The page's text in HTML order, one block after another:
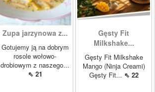
Zupa jarzynowa z...
Gotujemy ją na dobrym
rosole wołowo-
drobiowym z naszego...
⇖ 21
Gęsty Fit
Milkshake...
Gęsty Fit Milkshake
Mango (Ninja Creami)
Gęsty Fit... ⇖ 22